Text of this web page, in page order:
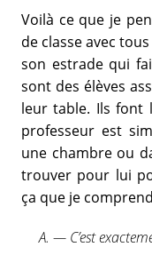
Voilà ce que je
de classe avec
son estrade qui
sont des élèves
leur table. Ils font
professeur est
une chambre ou
trouver pour lui
ça que je
A. — C’est